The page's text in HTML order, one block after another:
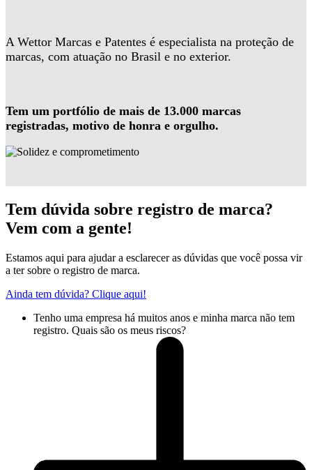
A Wettor Marcas e Patentes é especialista na proteção de
marcas, com atuação no Brasil e no exterior.
Tem um portfólio de mais de 13.000 marcas
registradas, motivo de honra e orgulho.
Tem dúvida sobre registro de marca?
Vem com a gente!
Estamos aqui para ajudar a esclarecer as dúvidas que você possa vir
a ter sobre o registro de marca.
Ainda tem dúvida? Clique aqui!
Tenho uma empresa há muitos anos e minha marca não tem
registro. Quais são os meus riscos?